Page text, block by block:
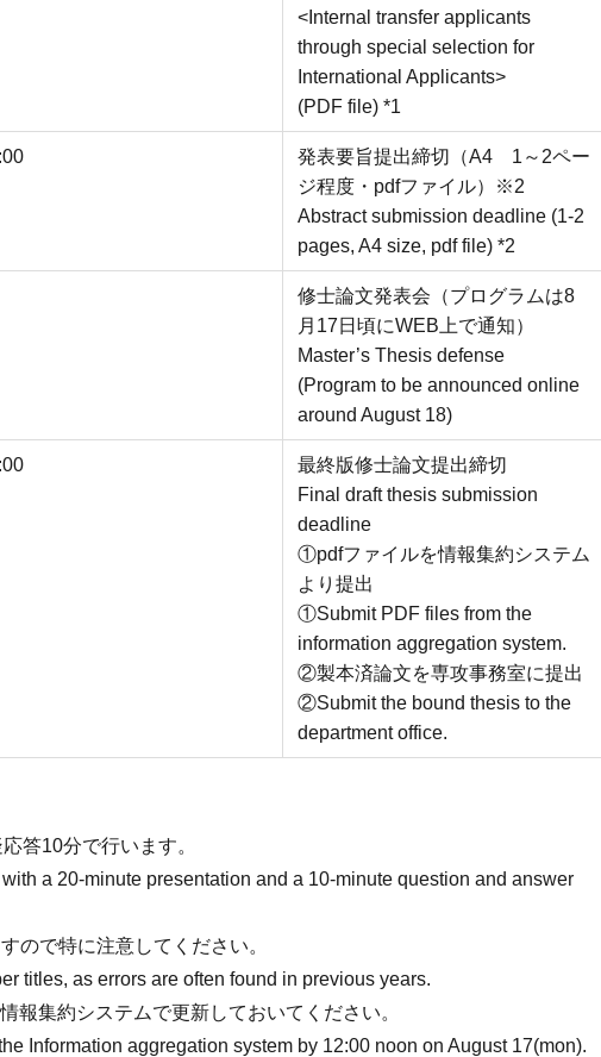
<Internal transfer applicants
through special selection for
International Applicants>
(PDF file) *1
発表要旨提出締切（A4 1～2ペー
ジ程度・pdfファイル）※2
Abstract submission deadline (1-2
pages, A4 size, pdf file) *2
修士論文発表会（プログラムは8
月17日頃にWEB上で通知）
Master’s Thesis defense
(Program to be announced online
around August 18)
最終版修士論文提出締切
Final draft thesis submission
deadline
①pdfファイルを情報集約システム
より提出
①Submit PDF files from the
information aggregation system.
②製本済論文を専攻事務室に提出
②Submit the bound thesis to the
department office.
答10分で行います。
a 20-minute presentation and a 10-minute question and answer
ので特に注意してください。
titles, as errors are often found in previous years.
報集約システムで更新しておいてください。
Information aggregation system by 12:00 noon on August 17(mon).